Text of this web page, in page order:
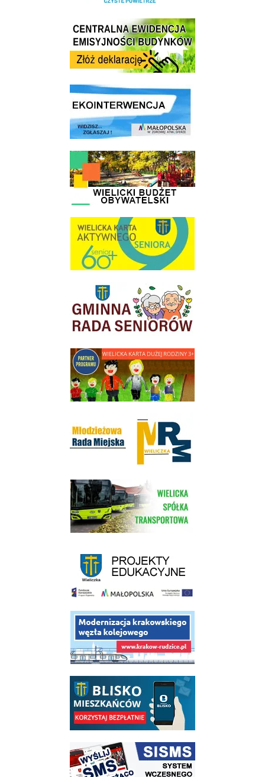
Centrala Ewidencja Emisyjności Budynków - złóż deklarację
link do strony ekointerwencja dot.- powietrza
link do strony - Wielicki Budżet Obywatelski
link do strony Wielicka Karta Aktywnego Seniora
link do strony Gminnej Rady Seniorow - Wieliczka
link do strony - Wielicka Karta Dużej Rodziny
link do strony Wielickiej Spółki Transportowej
link do opisu projektu budowy linii kolejowej Krakow Rudzice
link do opisu aplikacji - BLISKO, Gmina Wieliczka w aplikacji Blisko
link do strony systemu wczesnego ostrzegania mieszkańców SISMS